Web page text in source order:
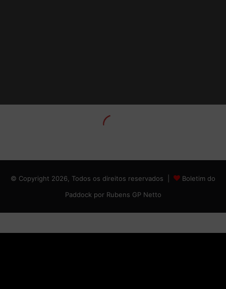
© Copyright 2026, Todos os direitos reservados |
Boletim do
Paddock por Rubens GP Netto